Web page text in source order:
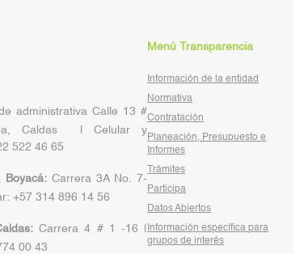
administrativa Calle 13 #
Caldas | Celular y
522 46 65
Boyacá:Carrera 3A No. 7-
+57 314 896 14 56
Carrera 4 # 1 -16 |
00 43
Menú Transparencia
Información de la entidad
Normativa
Contratación
Planeación, Presupuesto e
Informes
Trámites
Participa
Datos Abiertos
Información específica para
grupos de interés